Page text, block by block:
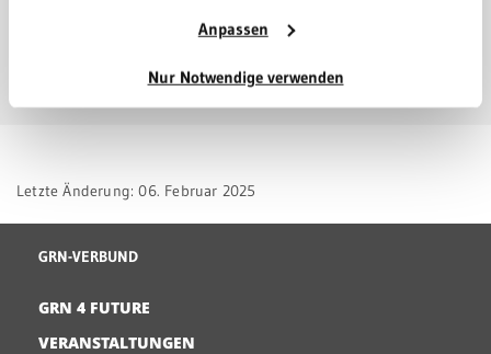
Anpassen
Nur Notwendige verwenden
Letzte Änderung: 06. Februar 2025
GRN-VERBUND
GRN 4 FUTURE
VERANSTALTUNGEN